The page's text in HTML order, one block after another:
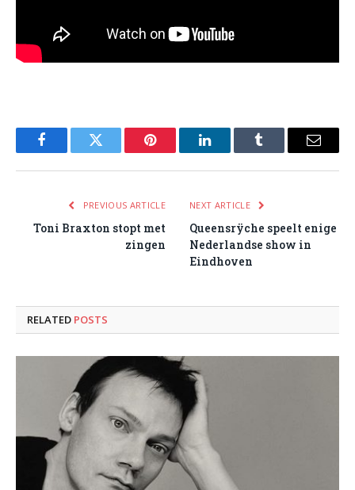
FacebookTwitter Pinterest LinkedInTumblr Email
PREVIOUS ARTICLE
Toni Braxton stopt met
zingen
NEXT ARTICLE
Queensrÿche speelt enige
Nederlandse show in
Eindhoven
RELATED POSTS